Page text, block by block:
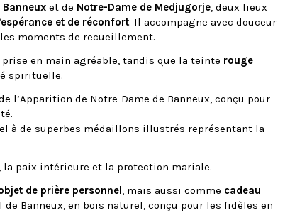
et de Notre-Dame de Medjugorje, deux lieux
et de réconfort. Il accompagne avec douceur
moments de recueillement.
en main agréable, tandis que la teinte rouge
spirituelle.
l’Apparition de Notre-Dame de Banneux, conçu pour
à de superbes médaillons illustrés représentant la
paix intérieure et la protection mariale.
de prière personnel , mais aussi comme cadeau
Banneux, en bois naturel, conçu pour les fidèles en